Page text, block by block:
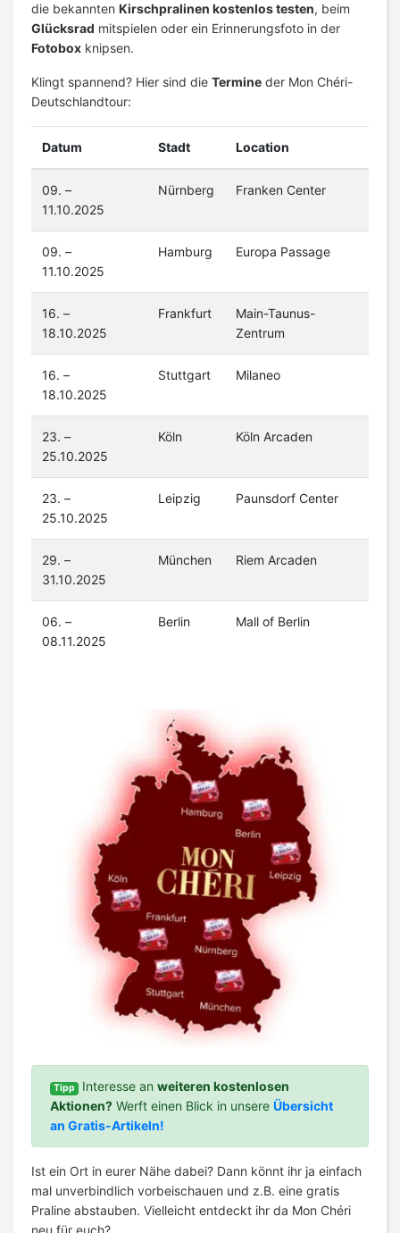
die bekannten Kirschpralinen kostenlos testen, beim
Glücksrad mitspielen oder ein Erinnerungsfoto in der
Fotobox knipsen.
Klingt spannend? Hier sind die Termine der Mon Chéri-
Deutschlandtour:
Datum Stadt Location
09. –
11.10.2025
Nürnberg Franken Center
09. –
11.10.2025
Hamburg Europa Passage
16. –
18.10.2025
Frankfurt
Main-Taunus-
Zentrum
16. –
18.10.2025
Stuttgart Milaneo
23. –
25.10.2025
Köln Köln Arcaden
23. –
25.10.2025
Leipzig Paunsdorf Center
29. –
31.10.2025
München Riem Arcaden
06. –
08.11.2025
Berlin Mall of Berlin
Tipp Interesse anweiteren kostenlosen
Aktionen? Werft einen Blick in unsere Übersicht
an Gratis-Artikeln!
Ist ein Ort in eurer Nähe dabei? Dann könnt ihr ja einfach
mal unverbindlich vorbeischauen und z.B. eine gratis
Praline abstauben. Vielleicht entdeckt ihr da Mon Chéri